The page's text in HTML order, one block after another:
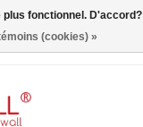
fonctionnel. D'accord?
(cookies) »